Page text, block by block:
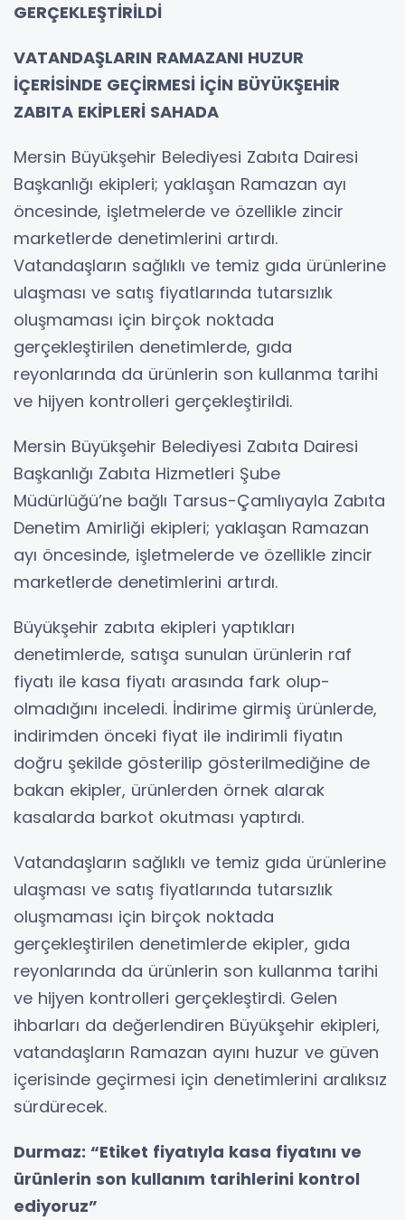
GERÇEKLEŞTİRİLDİ
VATANDAŞLARIN RAMAZANI HUZUR
İÇERİSİNDE GEÇİRMESİ İÇİN BÜYÜKŞEHİR
ZABITA EKİPLERİ SAHADA
Mersin Büyükşehir Belediyesi Zabıta Dairesi
Başkanlığı ekipleri; yaklaşan Ramazan ayı
öncesinde, işletmelerde ve özellikle zincir
marketlerde denetimlerini artırdı.
Vatandaşların sağlıklı ve temiz gıda ürünlerine
ulaşması ve satış fiyatlarında tutarsızlık
oluşmaması için birçok noktada
gerçekleştirilen denetimlerde, gıda
reyonlarında da ürünlerin son kullanma tarihi
ve hijyen kontrolleri gerçekleştirildi.
Mersin Büyükşehir Belediyesi Zabıta Dairesi
Başkanlığı Zabıta Hizmetleri Şube
Müdürlüğü’ne bağlı Tarsus-Çamlıyayla Zabıta
Denetim Amirliği ekipleri; yaklaşan Ramazan
ayı öncesinde, işletmelerde ve özellikle zincir
marketlerde denetimlerini artırdı.
Büyükşehir zabıta ekipleri yaptıkları
denetimlerde, satışa sunulan ürünlerin raf
fiyatı ile kasa fiyatı arasında fark olup-
olmadığını inceledi. İndirime girmiş ürünlerde,
indirimden önceki fiyat ile indirimli fiyatın
doğru şekilde gösterilip gösterilmediğine de
bakan ekipler, ürünlerden örnek alarak
kasalarda barkot okutması yaptırdı.
Vatandaşların sağlıklı ve temiz gıda ürünlerine
ulaşması ve satış fiyatlarında tutarsızlık
oluşmaması için birçok noktada
gerçekleştirilen denetimlerde ekipler, gıda
reyonlarında da ürünlerin son kullanma tarihi
ve hijyen kontrolleri gerçekleştirdi. Gelen
ihbarları da değerlendiren Büyükşehir ekipleri,
vatandaşların Ramazan ayını huzur ve güven
içerisinde geçirmesi için denetimlerini aralıksız
sürdürecek.
Durmaz: “Etiket fiyatıyla kasa fiyatını ve
ürünlerin son kullanım tarihlerini kontrol
ediyoruz”